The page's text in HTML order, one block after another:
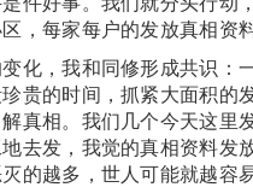
，每家每户的发放真相资料
化，我和同修形成共识：
贵的时间，抓紧大面积的
真相。我们几个今天这里
去发，我觉的真相资料发
的越多，世人可能就越容